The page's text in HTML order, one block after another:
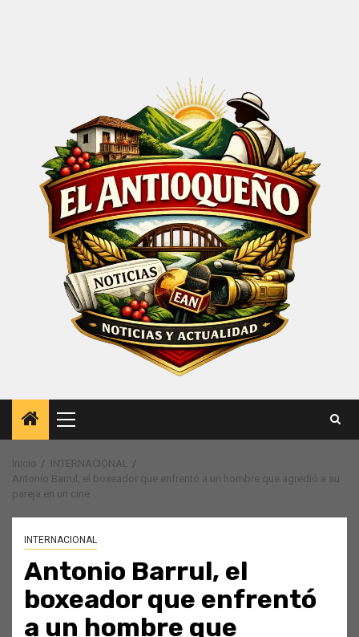
Menú
principal
Inicio
INTERNACIONAL
Antonio Barrul, el boxeador que enfrentó a un hombre que agredió a su
pareja en un cine
INTERNACIONAL
Antonio Barrul, el
boxeador que enfrentó
a un hombre que